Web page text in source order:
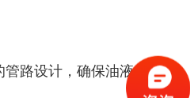
管路设计，确保油液在加热